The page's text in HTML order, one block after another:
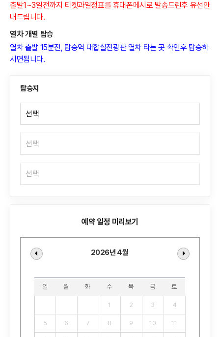
출발1~3일전까지 티켓과일정표를 휴대폰메시로 발송드린후 유선안
내드립니다.
열차 개별 탑승
열차 출발 15분전, 탑승역 대합실전광판 열차 타는 곳 확인후 탑승하
시면됩니다.
탑승지
예약 일정 미리보기
2026년 4월
일 월 화 수 목 금 토
1 2 3 4
5 6 7 8 9 10 11